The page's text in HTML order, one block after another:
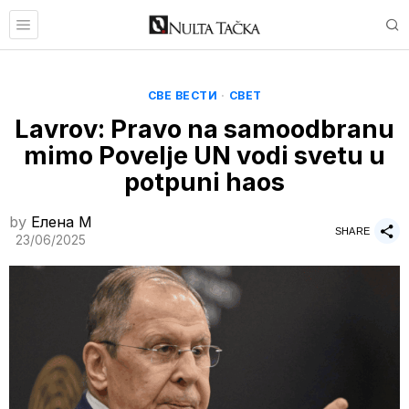
СВЕ ВЕСТИ · СВЕТ
Lavrov: Pravo na samoodbranu
mimo Povelje UN vodi svetu u
potpuni haos
by Елена M
23/06/2025
SHARE